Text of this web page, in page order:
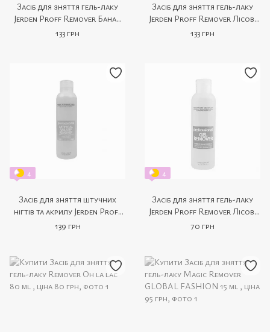
Засіб для зняття гель-лаку
Jerden Proff Remover Банан
200 мл
133 грн
Засіб для зняття гель-лаку
Jerden Proff Remover Лісові
Ягоди 200 мл
133 грн
4
Засіб для зняття штучних
нігтів та акрилу Jerden Proff
Artificial Nail Tip Remover
139 грн
4
Засіб для зняття гель-лаку
Jerden Proff Remover Лісові
Ягоди 150 мл
70 грн